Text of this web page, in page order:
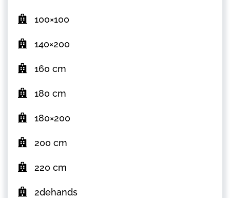
100×100
140×200
160 cm
180 cm
180×200
200 cm
220 cm
2dehands